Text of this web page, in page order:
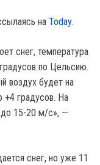
на Today.
снег, температура
по Цельсию.
воздух будет на
+4 градусов. Ha
до 15-20 м/с», —
снег, но уже 11